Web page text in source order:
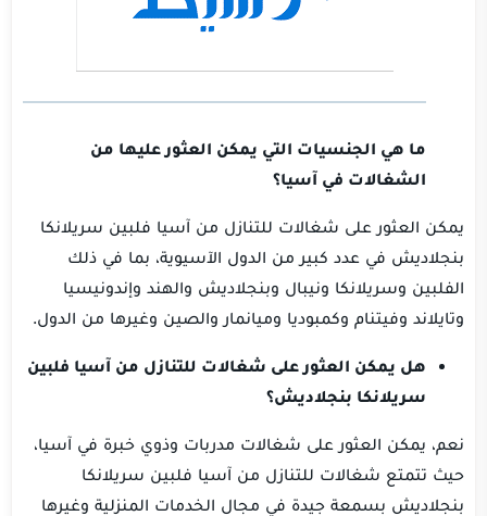
ما هي الجنسيات التي يمكن العثور عليها من
الشغالات في آسيا؟
يمكن العثور على شغالات للتنازل من آسيا فلبين سريلانكا
بنجلاديش في عدد كبير من الدول الآسيوية، بما في ذلك
الفلبين وسريلانكا ونيبال وبنجلاديش والهند وإندونيسيا
وتايلاند وفيتنام وكمبوديا وميانمار والصين وغيرها من الدول.
هل يمكن العثور على شغالات للتنازل من آسيا فلبين
سريلانكا بنجلاديش؟
نعم، يمكن العثور على شغالات مدربات وذوي خبرة في آسيا،
حيث تتمتع شغالات للتنازل من آسيا فلبين سريلانكا
بنجلاديش بسمعة جيدة في مجال الخدمات المنزلية وغيرها